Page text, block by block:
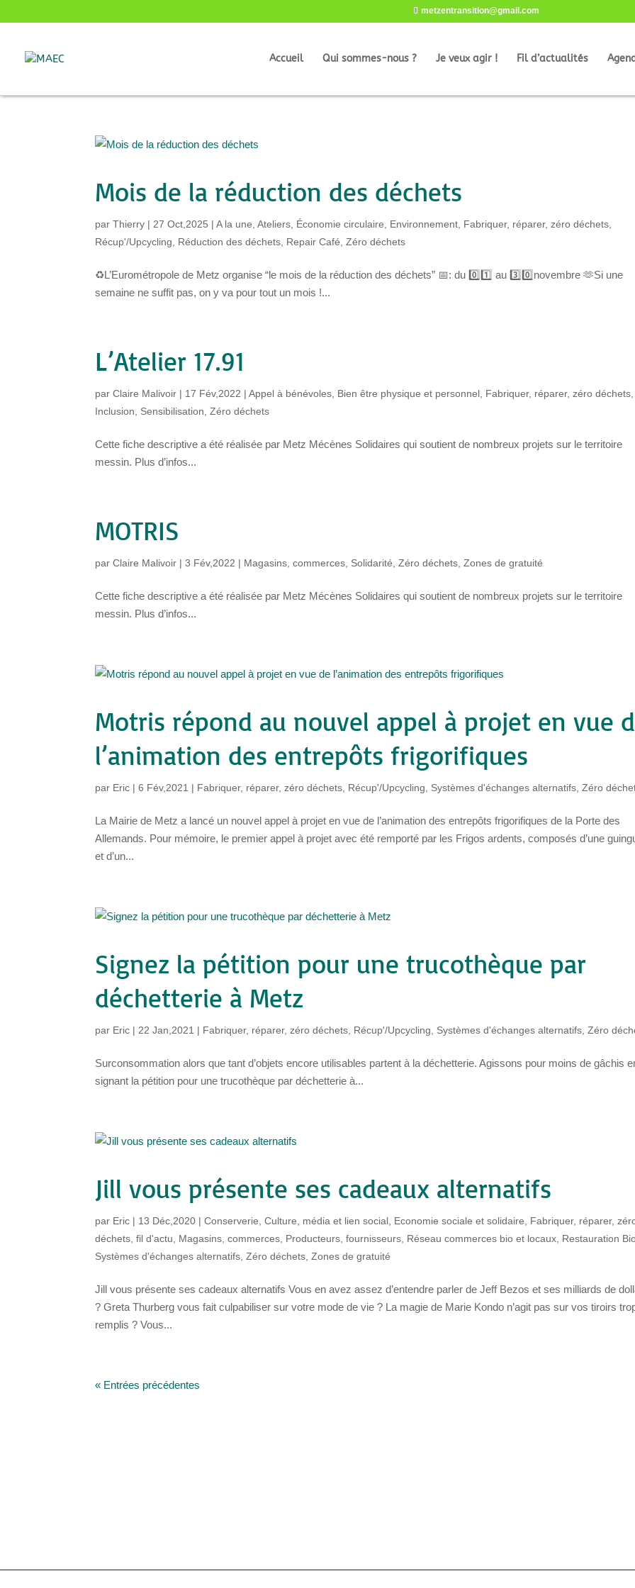
metzentransition@gmail.com
Accueil Qui sommes-nous ? Je veux agir ! Fil d’actualités
Mois de la réduction des déchets
parThierry | 27 Oct,2025 |A la une ,Ateliers Économie circulaire Environnement Fabriquer, réparer, zéro déchets
Récup'/Upcycling
Réduction des déchets Repair Café ,Zéro déchets
♻️L’Eurométropole de Metz organise “le mois de la réduction des déchets” 📅: du 0️⃣1️⃣ au 3️⃣0️⃣novembre 🫶Si une
semaine ne suffit pas, on y va pour tout un mois !...
L’Atelier 17.91
parClaire Malivoir | 17 Fév,2022 |Appel à bénévoles Bien être physique et personnel Fabriquer, réparer, zéro déchets
Inclusion
Sensibilisation ,Zéro déchets
Cette fiche descriptive a été réalisée par Metz Mécènes Solidaires qui soutient de nombreux projets sur le territoire
messin. Plus d’infos...
MOTRIS
parClaire Malivoir |3 Fév,2022 | Magasins, commerces Solidarité ,Zéro déchets ,Zones de gratuité
Cette fiche descriptive a été réalisée par Metz Mécènes Solidaires qui soutient de nombreux projets sur le territoire
messin. Plus d’infos...
Motris répond au nouvel appel à projet en vue
l’animation des entrepôts frigorifiques
par Eric |6 Fév,2021 | Fabriquer, réparer, zéro déchets Récup'/Upcycling Systèmes d'échanges alternatifs ,Zéro
La Mairie de Metz a lancé un nouvel appel à projet en vue de l’animation des entrepôts frigorifiques de la Porte des
Allemands. Pour mémoire, le premier appel à projet avec été remporté par les Frigos ardents, composés d’une
et d’un...
Signez la pétition pour une trucothèque par
déchetterie à Metz
par Eric | 22 Jan,2021 | Fabriquer, réparer, zéro déchets Récup'/Upcycling Systèmes d'échanges alternatifs ,Zéro
Surconsommation alors que tant d’objets encore utilisables partent à la déchetterie. Agissons pour moins de gâchis
signant la pétition pour une trucothèque par déchetterie à...
Jill vous présente ses cadeaux alternatifs
par Eric | 13 Déc,2020 |Conserverie ,Culture, média et lien social Economie sociale et solidaire
Fabriquer, réparer,
déchets ,fil d'actu Magasins, commerces Producteurs, fournisseurs Réseau commerces bio et locaux Restauration
Systèmes d'échanges alternatifs ,Zéro déchets ,Zones de gratuité
Jill vous présente ses cadeaux alternatifs Vous en avez assez d’entendre parler de Jeff Bezos et ses milliards de
? Greta Thurberg vous fait culpabiliser sur votre mode de vie ? La magie de Marie Kondo n’agit pas sur vos tiroirs
remplis ? Vous...
« Entrées précédentes